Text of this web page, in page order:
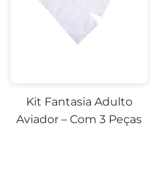
Kit Fantasia Adulto
Aviador – Com 3 Peças